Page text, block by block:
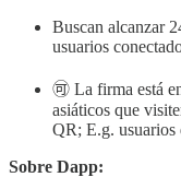
Buscan alcanzar
usuarios
🉑 La firma está
asiáticos que
QR; E.g. usuarios
Sobre Dapp: